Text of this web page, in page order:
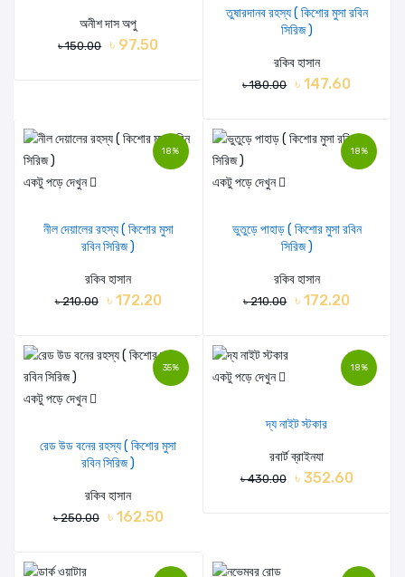
অনীশ দাস অপু
৳ 150.00 ৳ 97.50
তুষারদানব রহস্য ( কিশোর মুসা রবিন
সিরিজ )
রকিব হাসান
৳ 180.00 ৳ 147.60
18%
একটু পড়ে দেখুন
নীল দেয়ালের রহস্য ( কিশোর মুসা
রবিন সিরিজ )
রকিব হাসান
৳ 210.00 ৳ 172.20
18%
একটু পড়ে দেখুন
ভুতুড়ে পাহাড় ( কিশোর মুসা রবিন
সিরিজ )
রকিব হাসান
৳ 210.00 ৳ 172.20
35%
একটু পড়ে দেখুন
রেড উড বনের রহস্য ( কিশোর মুসা
রবিন সিরিজ )
রকিব হাসান
৳ 250.00 ৳ 162.50
18%
একটু পড়ে দেখুন
দ্য নাইট স্টকার
রবার্ট ব্রাইনযা
৳ 430.00 ৳ 352.60